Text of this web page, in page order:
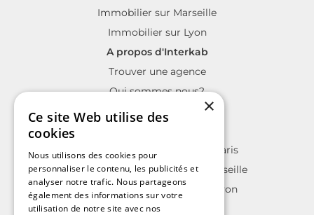
Immobilier sur Marseille
Immobilier sur Lyon
A propos d'Interkab
Trouver une agence
Qui sommes nous?
La charte Interkab
Annonces immobilières sur Paris
Annonces immobilières sur Marseille
Annonces immobilières sur Lyon
×
Ce site Web utilise des
cookies
Nous utilisons des cookies pour
personnaliser le contenu, les publicités et
analyser notre trafic. Nous partageons
également des informations sur votre
utilisation de notre site avec nos